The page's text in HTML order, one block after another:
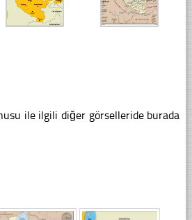
ile ilgili diğer görselleride burada